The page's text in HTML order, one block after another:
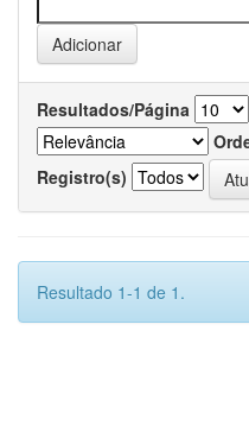
Resultados/Página
Registro(s)
Resultado 1-1 de 1.